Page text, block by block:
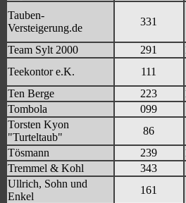
Tauben-
Versteigerung.de
331
Team Sylt 2000
291
Teekontor e.K.
111
Ten Berge
223
Tombola
099
Torsten Kyon
"Turteltaub"
86
Tösmann
239
Tremmel & Kohl
343
Ullrich, Sohn und
Enkel
161